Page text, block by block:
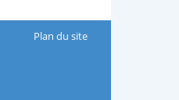
Plan du site